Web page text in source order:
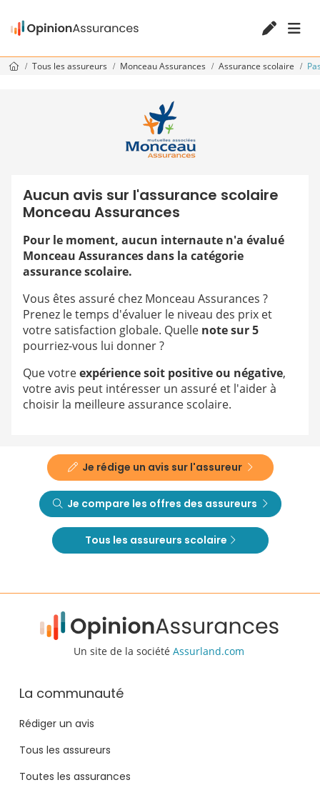
Tous les assureurs Monceau Assurances Assurance scolaire
Aucun avis sur l'assurance scolaire
Monceau Assurances
Pour le moment, aucun internaute n'a évalué
Monceau Assurances dans la catégorie
assurance scolaire.
Vous êtes assuré chez Monceau Assurances ?
Prenez le temps d'évaluer le niveau des prix et
votre satisfaction globale. Quelle note sur 5
pourriez-vous lui donner ?
Que votreexpérience soit positive ou négative,
votre avis peut intéresser un assuré et l'aider à
choisir la meilleure assurance scolaire.
Je rédige un avis sur l'assureur
Je compare les offres des assureurs
Tous les assureurs scolaire
Un site de la société Assurland.com
La communauté
Rédiger un avis
Tous les assureurs
Toutes les assurances